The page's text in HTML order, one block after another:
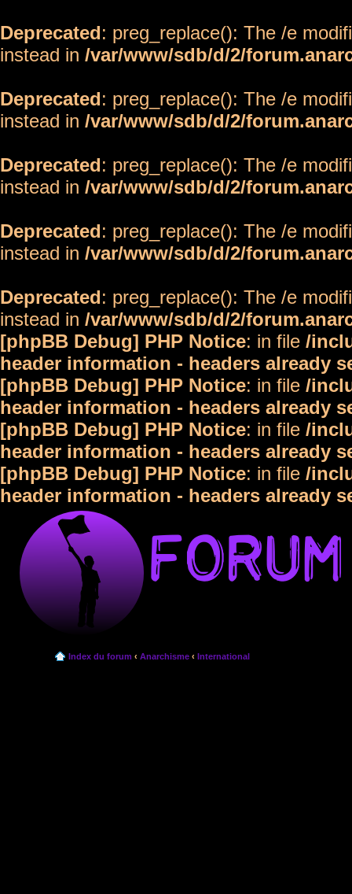
Deprecated: preg_replace(): The /e
instead in /var/www/sdb/d/2/
Deprecated: preg_replace(): The /e
instead in /var/www/sdb/d/2/
Deprecated: preg_replace(): The /e
instead in /var/www/sdb/d/2/
Deprecated: preg_replace(): The /e
instead in /var/www/sdb/d/2/
Deprecated: preg_replace(): The /e
instead in /var/www/sdb/d/2/
[phpBB Debug] PHP Notice: in file /
header information - headers already
[phpBB Debug] PHP Notice: in file /
header information - headers already
[phpBB Debug] PHP Notice: in file /
header information - headers already
[phpBB Debug] PHP Notice: in file /
header information - headers already
Index du forum ‹ Anarchisme ‹ International